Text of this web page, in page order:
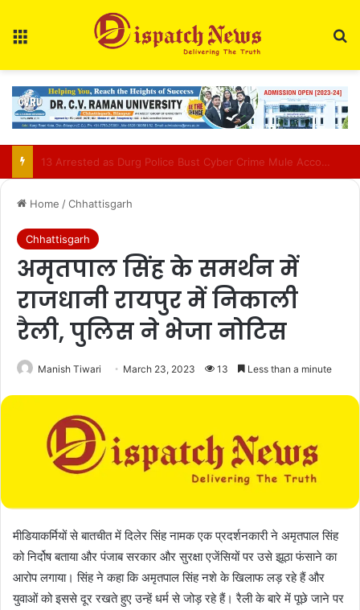
Home /Chhattisgarh
Chhattisgarh
अमृतपाल सिंह के समर्थन में
राजधानी रायपुर में निकाली
रैली, पुलिस ने भेजा नोटिस
Manish Tiwari March 23, 2023 13 Less than a minute
मीडियाकर्मियों से बातचीत में दिलेर सिंह नामक एक प्रदर्शनकारी ने अमृतपाल सिंह
को निर्दोष बताया और पंजाब सरकार और सुरक्षा एजेंसियों पर उसे झूठा फंसाने का
आरोप लगाया। सिंह ने कहा कि अमृतपाल सिंह नशे के खिलाफ लड़ रहे हैं और
युवाओं को इससे दूर रखते हुए उन्हें धर्म से जोड़ रहे हैं। रैली के बारे में पूछे जाने पर